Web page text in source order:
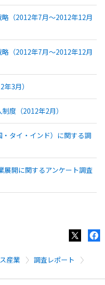
（2012年7月〜2012年12月
（2012年7月〜2012年12月
3月）
度（2012年2月）
タイ・インド）に関する調
展開に関するアンケート調査
産業
調査レポート